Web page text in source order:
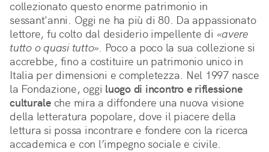
collezionato questo enorme patrimonio in
sessant'anni. Oggi ne ha più di 80. Da appassionato
lettore, fu colto dal desiderio impellente di «avere
tutto o quasi tutto». Poco a poco la sua collezione si
accrebbe, fino a costituire un patrimonio unico in
Italia per dimensioni e completezza. Nel 1997 nasce
la Fondazione, oggi luogo di incontro e riflessione
culturaleche mira a diffondere una nuova visione
della letteratura popolare, dove il piacere della
lettura si possa incontrare e fondere con la ricerca
accademica e con l’impegno sociale e civile.